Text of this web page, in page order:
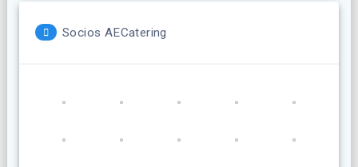
Socios AECatering